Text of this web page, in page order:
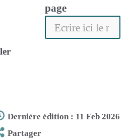
page
Dernière édition : 11 Feb 2026
Partager